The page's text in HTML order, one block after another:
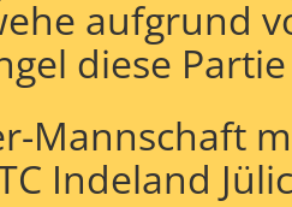
aufgrund
diese
Mannschaft
Indeland